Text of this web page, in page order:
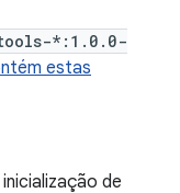
*:1.0.0-
estas
de